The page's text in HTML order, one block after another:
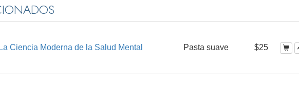
Ciencia Moderna de la Salud Mental Pasta suave $25